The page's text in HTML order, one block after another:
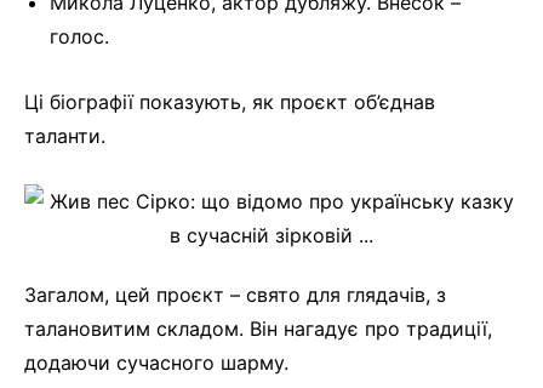
голос.
Ці біографії показують, як проєкт об’єднав
таланти.
Загалом, цей проєкт – свято для глядачів, з
талановитим складом. Він нагадує про традиції,
додаючи сучасного шарму.